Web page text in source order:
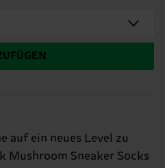
auf ein neues Level zu
Mushroom Sneaker Socks